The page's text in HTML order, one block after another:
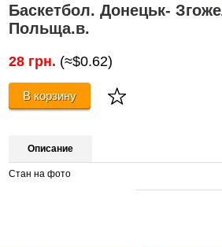
Баскетбол. Донецьк-
Польща.в.
28 грн. (≈$0.62)
В корзину
Описание
Стан на фото